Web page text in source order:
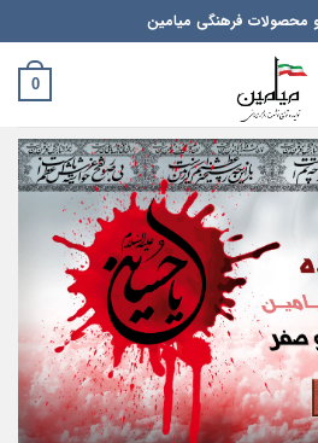
محصولات فرهنگی میامین
0